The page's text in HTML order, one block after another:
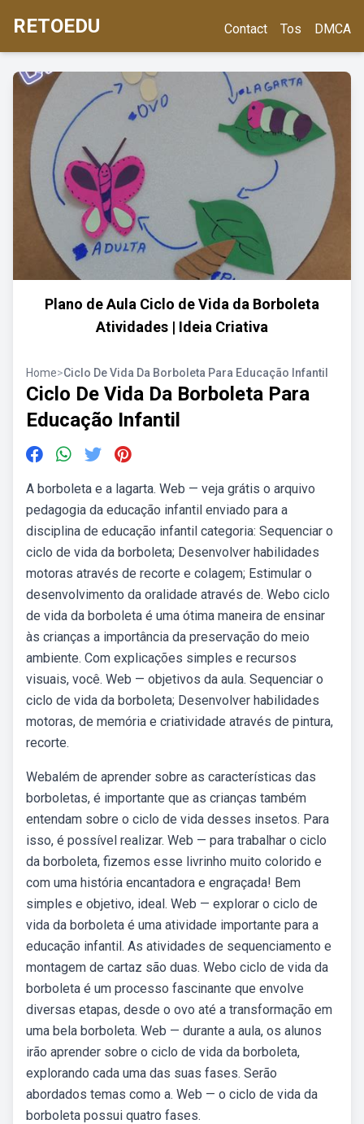
RETOEDU Contact Tos DMCA
Plano de Aula Ciclo de Vida da Borboleta
Atividades | Ideia Criativa
Home>Ciclo De Vida Da Borboleta Para Educação Infantil
Ciclo De Vida Da Borboleta Para
Educação Infantil
A borboleta e a lagarta. Web — veja grátis o arquivo
pedagogia da educação infantil enviado para a
disciplina de educação infantil categoria: Sequenciar o
ciclo de vida da borboleta; Desenvolver habilidades
motoras através de recorte e colagem; Estimular o
desenvolvimento da oralidade através de. Webo ciclo
de vida da borboleta é uma ótima maneira de ensinar
às crianças a importância da preservação do meio
ambiente. Com explicações simples e recursos
visuais, você. Web — objetivos da aula. Sequenciar o
ciclo de vida da borboleta; Desenvolver habilidades
motoras, de memória e criatividade através de pintura,
recorte.
Webalém de aprender sobre as características das
borboletas, é importante que as crianças também
entendam sobre o ciclo de vida desses insetos. Para
isso, é possível realizar. Web — para trabalhar o ciclo
da borboleta, fizemos esse livrinho muito colorido e
com uma história encantadora e engraçada! Bem
simples e objetivo, ideal. Web — explorar o ciclo de
vida da borboleta é uma atividade importante para a
educação infantil. As atividades de sequenciamento e
montagem de cartaz são duas. Webo ciclo de vida da
borboleta é um processo fascinante que envolve
diversas etapas, desde o ovo até a transformação em
uma bela borboleta. Web — durante a aula, os alunos
irão aprender sobre o ciclo de vida da borboleta,
explorando cada uma das suas fases. Serão
abordados temas como a. Web — o ciclo de vida da
borboleta possui quatro fases.